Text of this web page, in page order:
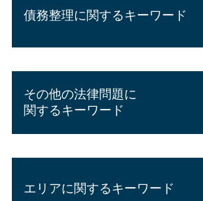
相続 手続き 期限
相続 対象
相続 農地 評価
相続 協議書
過失割合 弁護士介入
交通事故 被害者 慰謝料
交通事故 骨折 慰謝料
交通事故 慰謝料 通院日数
交通事故 後遺症 慰謝料
交通事故 過失割合 納得できない
過失割合とは
交通事故証明書とは
企業法務
企業法務 弁護士 魅力
顧問弁護士と弁護士の違い
企業法務 勉強
顧問弁護士 個人 安い
内定取り消し 理由
顧問弁護士 メリット
会社 顧問弁護士 個人相談
企業法務 弁護士
債務整理に関するキーワード
個人再生 費用 払えない
債務整理 弁護士 おすすめ
消費者金融 返せない
自己破産 家族への影響
任意整理 デメリット
債務整理とは 個人
その他の法律問題に
関するキーワード
賃貸借契約 解除 正当事由
エリアに関するキーワード